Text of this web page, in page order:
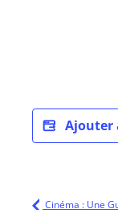
Ajouter
Cinéma : Une